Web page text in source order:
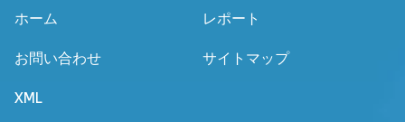
ホーム レポート
お問い合わせ サイトマップ
XML